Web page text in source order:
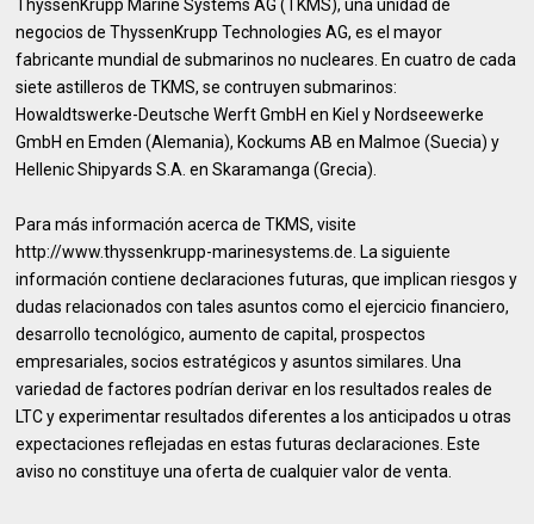
ThyssenKrupp Marine Systems AG (TKMS), una unidad de
negocios de ThyssenKrupp Technologies AG, es el mayor
fabricante mundial de submarinos no nucleares. En cuatro de cada
siete astilleros de TKMS, se contruyen submarinos:
Howaldtswerke-Deutsche Werft GmbH en Kiel y Nordseewerke
GmbH en Emden (Alemania), Kockums AB en Malmoe (Suecia) y
Hellenic Shipyards S.A. en Skaramanga (Grecia).
Para más información acerca de TKMS, visite
http://www.thyssenkrupp-marinesystems.de. La siguiente
información contiene declaraciones futuras, que implican riesgos y
dudas relacionados con tales asuntos como el ejercicio financiero,
desarrollo tecnológico, aumento de capital, prospectos
empresariales, socios estratégicos y asuntos similares. Una
variedad de factores podrían derivar en los resultados reales de
LTC y experimentar resultados diferentes a los anticipados u otras
expectaciones reflejadas en estas futuras declaraciones. Este
aviso no constituye una oferta de cualquier valor de venta.